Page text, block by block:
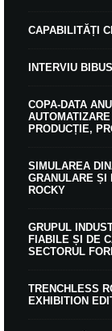
CAPABILITĂȚI
INTERVIU BIBUS
COPA-DATA
PRODUCȚIE,
SIMULAREA
GRANULARE ȘI
ROCKY
GRUPUL
FIABILE ȘI DE
SECTORUL
TRENCHLESS
EXHIBITION